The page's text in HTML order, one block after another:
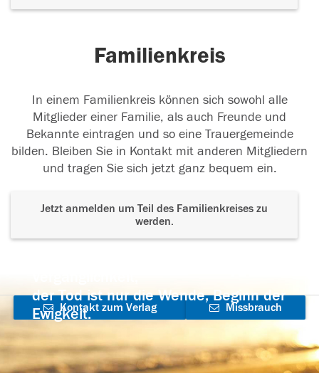
Familienkreis
In einem Familienkreis können sich sowohl alle
Mitglieder einer Familie, als auch Freunde und
Bekannte eintragen und so eine Trauergemeinde
bilden. Bleiben Sie in Kontakt mit anderen Mitgliedern
und tragen Sie sich jetzt ganz bequem ein.
Jetzt anmelden um Teil des Familienkreises zu
werden.
der Tod ist nur die Wende, Beginn der
Ewigkeit.
Kontakt zum Verlag
aufnehmen
Missbrauch